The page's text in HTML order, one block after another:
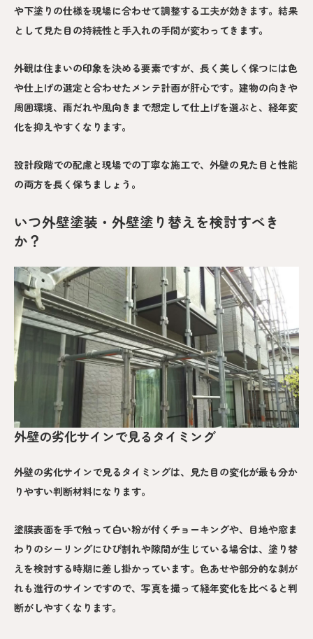
や下塗りの仕様を現場に合わせて調整する工夫が効きます。結果
として見た目の持続性と手入れの手間が変わってきます。
外観は住まいの印象を決める要素ですが、長く美しく保つには色
や仕上げの選定と合わせたメンテ計画が肝心です。建物の向きや
周囲環境、雨だれや風向きまで想定して仕上げを選ぶと、経年変
化を抑えやすくなります。
設計段階での配慮と現場での丁寧な施工で、外壁の見た目と性能
の両方を長く保ちましょう。
いつ外壁塗装・外壁塗り替えを検討すべき
か？
外壁の劣化サインで見るタイミング
外壁の劣化サインで見るタイミングは、見た目の変化が最も分か
りやすい判断材料になります。
塗膜表面を手で触って白い粉が付くチョーキングや、目地や窓ま
わりのシーリングにひび割れや隙間が生じている場合は、塗り替
えを検討する時期に差し掛かっています。色あせや部分的な剥が
れも進行のサインですので、写真を撮って経年変化を比べると判
断がしやすくなります。